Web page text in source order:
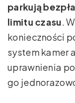
parkują
limitu czasu.
konieczności
system kamer
uprawnienia
go